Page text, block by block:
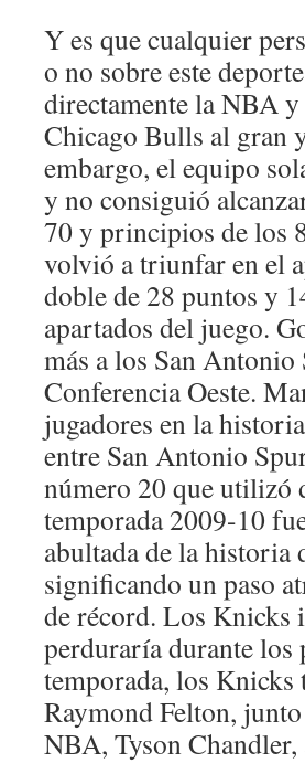
Y es que cualquier
o no sobre este
directamente la NBA
Chicago Bulls al gran
embargo, el equipo
y no consiguió
70 y principios de los
volvió a triunfar en el
doble de 28 puntos y
apartados del juego.
más a los San
Conferencia Oeste.
jugadores en la
entre San Antonio
número 20 que utilizó
temporada 2009-10
abultada de la historia
significando un paso
de récord. Los
perduraría durante
temporada, los Knicks
Raymond Felton,
NBA, Tyson